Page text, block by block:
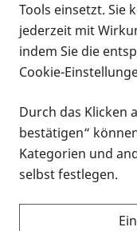
Infomaterial
Infomaterial
Vorlesen
Alle
Formaten an
Sie möchten
suchen und
Tools einsetzt. Sie
jederzeit mit
indem Sie die
Cookie-
Durch das Klicken
bestätigen“
Kategorien und
selbst festlegen.